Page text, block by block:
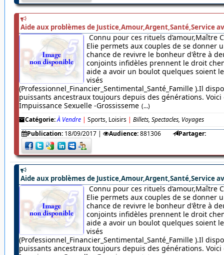
Aide aux problèmes de Justice,Amour,Argent,Santé,Service
Connu pour ces rituels d’amour,Maître
Elie permets aux couples de se donner
chance de revivre le bonheur d'être à
conjoints infidèles prennent le droit
aide a avoir un boulot quelques soient
visés
(Professionnel_Financier_Sentimental_Santé_Famille ).Il
puissants ancestraux toujours depuis des générations. Voici
Impuissance Sexuelle -Grossisseme (...)
Catégorie:À Vendre | Sports, Loisirs | Billets, Spectacles, Voyages
Publication: 18/09/2017| Audience:881306 Partager:
Aide aux problèmes de Justice,Amour,Argent,Santé,Service
Connu pour ces rituels d’amour,Maître
Elie permets aux couples de se donner
chance de revivre le bonheur d'être à
conjoints infidèles prennent le droit
aide a avoir un boulot quelques soient
visés
(Professionnel_Financier_Sentimental_Santé_Famille ).Il
puissants ancestraux toujours depuis des générations. Voici